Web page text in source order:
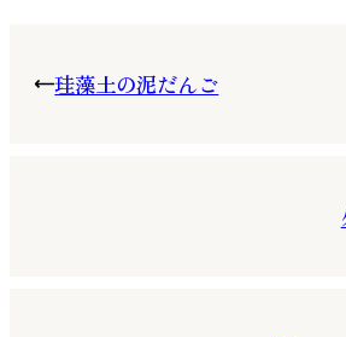
珪藻土の泥だんご